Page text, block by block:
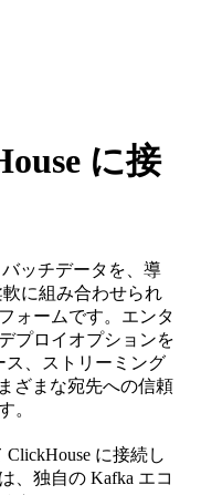
に接
ッチデータを、導
に組み合わせられ
ォームです。エンタ
プロイオプションを
ス、ストリーミング
ざまな宛先への信頼
。
ClickHouse に接続し
、独自の Kafka エコ